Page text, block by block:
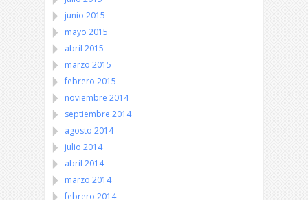
junio 2015
mayo 2015
abril 2015
marzo 2015
febrero 2015
noviembre 2014
septiembre 2014
agosto 2014
julio 2014
abril 2014
marzo 2014
febrero 2014